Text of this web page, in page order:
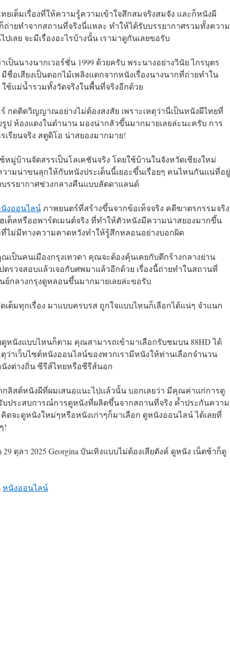
เต็มเรื่องที่ให้ความรู้ความเข้าใจสึกสมจริงสมจัง และก็หนังผี
ถ่ายทำจากสถานที่จริงนี่แหละ ทำให้ได้รับบรรยากาศรวมทั้งความ
เลย จะมีเรื่องอะไรบ้างนั้น เรามาดูกันเลยขอรับ
เป็นนางนากเวอร์ชั่น 1999 ด้วยครับ พระนางอย่างวินัย ไกรบุตร
ชื่อเสียงเป็นดอกไม้เพลิงแตกจากหนังเรื่องนางนากที่ถ่ายทำใน
ช้แม่น้ำรวมทั้งวัดจริงในพื้นที่จริงอีกด้วย
ร์ กดติดวิญญาณอย่างไม่ต้องสงสัย เพราะเหตุว่านี่เป็นหนังผีไทยที่
รูป ห้องแดงในตำนาน มองน่ากลัวขึ้นมากมายเลยล่ะนะครับ การ
เรียนจริง สตูดิโอ น่าสยองมากมาย!
มู่บ้านจัดสรรเป็นโลเคชันจริง โดยใช้บ้านในจังหวัดเชียงใหม่
ามน่าขนลุกให้กับหนังประเด็นนี้เยอะขึ้นเรื่อยๆ คนไหนกันแน่ที่อยู่
รรยากาศช่วงกลางคืนแบบลัดดาแลนด์
งออนไลน์ภาพยนตร์ที่สร้างขึ้นจากข้อเท็จจริง คดีฆาตรกรรมจริง
เต็ลหรืออพาร์ตเมนต์จริง ที่ทำให้ตัวหนังมีความน่าสยองมากขึ้น
ไม่มีทางความคาดหวังทำให้รู้สึกหลอนอย่างบอกผิด
เป็นคนเมืองกรุงเทวดา คุณจะต้องคุ้นเคยกับตึกร้างกลางย่าน
รวจสอบแล้วเจอกับศพมาแล้วอีกด้วย เรื่องนี้ถ่ายทำในสถานที่
ย์กลางกรุงดูหลอนขึ้นมากมายเลยล่ะขอรับ
เต็มทุกเรื่อง มาแบบครบรส ถูกใจแบบไหนก็เลือกได้แน่ๆ จำแนก
หนังแบบไหนก็ตาม คุณสามารถเข้ามาเลือกรับชมบน 88HD ได้
ว่าเว็บไซต์หนังออนไลน์ของพวกเรามีหนังให้ท่านเลือกจำนวน
งต่างถิ่น ซีรีส์ไทยหรือซีรีส์นอก
ลิสต์หนังผีที่ผมเสนอแนะไปแล้วนั้น บอกเลยว่า มีคุณค่าแก่การดู
ประสบการณ์การดูหนังที่ผลิตขึ้นจากสถานที่จริง ค้ำประกันความ
จะดูหนังใหม่ๆหรือหนังเก่าๆก็มาเลือก ดูหนังออนไลน์ ได้เลยที่
!
ตุลา 2025 Georgina บันเทิงแบบไม่ต้องเสียตังค์ ดูหนัง เน็ตช้าก็ดู
หนังออนไลน์